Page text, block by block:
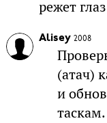
режет
Alisey 2008
(атач)
и
таскам.